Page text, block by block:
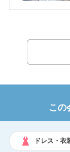
この
ドレス・衣